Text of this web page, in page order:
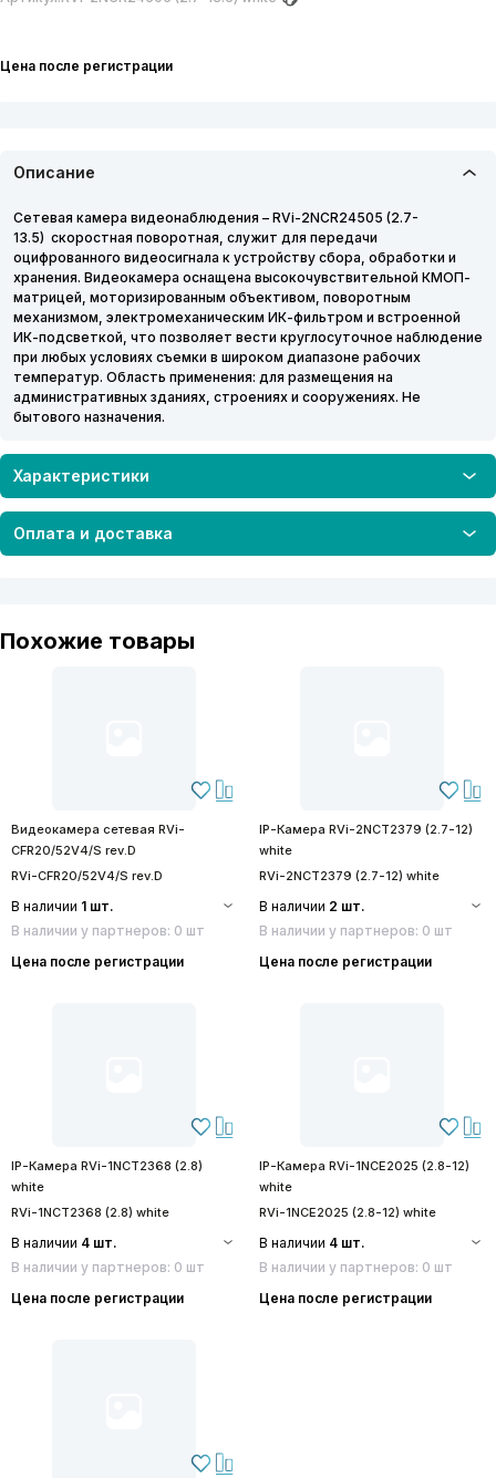
Цена после регистрации
Описание
Сетевая камера видеонаблюдения – RVi-2NCR24505 (2.7-
13.5) скоростная поворотная, служит для передачи
оцифрованного видеосигнала к устройству сбора, обработки и
хранения. Видеокамера оснащена высокочувствительной КМОП-
матрицей, моторизированным объективом, поворотным
механизмом, электромеханическим ИК-фильтром и встроенной
ИК-подсветкой, что позволяет вести круглосуточное наблюдение
при любых условиях съемки в широком диапазоне рабочих
температур. Область применения: для размещения на
административных зданиях, строениях и сооружениях. Не
бытового назначения.
Характеристики
Оплата и доставка
Похожие товары
Видеокамера сетевая RVi-
CFR20/52V4/S rev.D
RVi-CFR20/52V4/S rev.D
В наличии 1 шт.
В наличии у партнеров: 0 шт
Цена после регистрации
IP-Камера RVi-2NCT2379 (2.7-12)
white
RVi-2NCT2379 (2.7-12) white
В наличии 2 шт.
В наличии у партнеров: 0 шт
Цена после регистрации
IP-Камера RVi-1NCT2368 (2.8)
white
RVi-1NCT2368 (2.8) white
В наличии 4 шт.
В наличии у партнеров: 0 шт
Цена после регистрации
IP-Камера RVi-1NCE2025 (2.8-12)
white
RVi-1NCE2025 (2.8-12) white
В наличии 4 шт.
В наличии у партнеров: 0 шт
Цена после регистрации